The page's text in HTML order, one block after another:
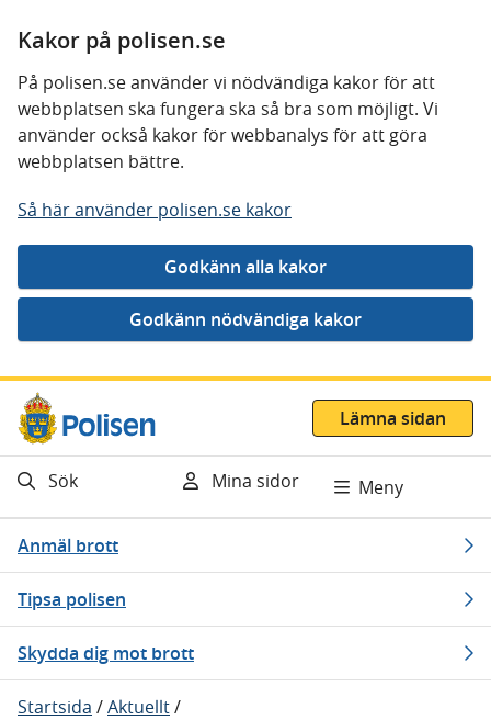
Kakor på polisen.se
På polisen.se använder vi nödvändiga kakor för att
webbplatsen ska fungera ska så bra som möjligt. Vi
använder också kakor för webbanalys för att göra
webbplatsen bättre.
Så här använder polisen.se kakor
Gå direkt till innehåll
Lämna sidan
Sök Mina sidor Meny
Anmäl brott
Tipsa polisen
Skydda dig mot brott
Startsida /Aktuellt/